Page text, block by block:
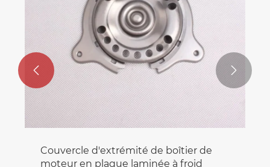
Couvercle d'extrémité de boîtier de
moteur en plaque laminée à froid
 